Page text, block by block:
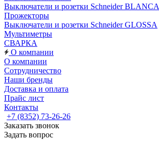
Выключатели и розетки Schneider BLANCA
Прожекторы
Выключатели и розетки Schneider GLOSSA
Мультиметры
СВАРКА
О компании
О компании
Сотрудничество
Наши бренды
Доставка и оплата
Прайс лист
Контакты
+7 (8352) 73-26-26
Заказать звонок
Задать вопрос